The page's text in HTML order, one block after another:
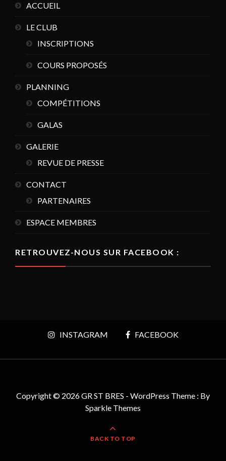
ACCUEIL
LE CLUB
INSCRIPTIONS
COURS PROPOSÉS
PLANNING
COMPÉTITIONS
GALAS
GALERIE
REVUE DE PRESSE
CONTACT
PARTENAIRES
ESPACE MEMBRES
RETROUVEZ-NOUS SUR FACEBOOK :
INSTAGRAM FACEBOOK
Copyright © 2026 GR ST BRES - WordPress Theme : By
Sparkle Themes
BACK TO TOP